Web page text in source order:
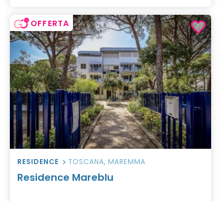
OFFERTA
RESIDENCE TOSCANA, MAREMMA
Residence Mareblu